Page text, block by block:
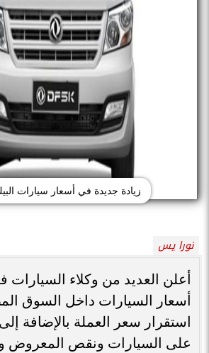
زيادة جديدة في أسعار سيارات
نورا يس
أعلن العديد من وكلاء
أسعار السيارات داخل السوق
استقرار سعر العملة بالإضافة
على السيارات ونقص المعروض